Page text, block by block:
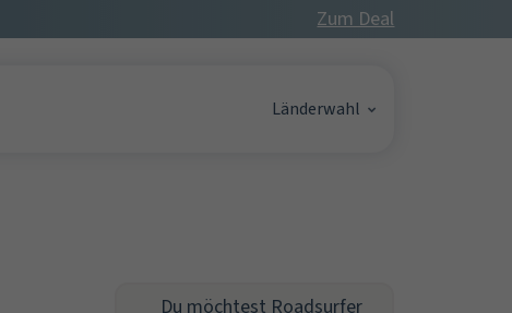
Zum Deal
Länderwahl
Du möchtest Roadsurfer